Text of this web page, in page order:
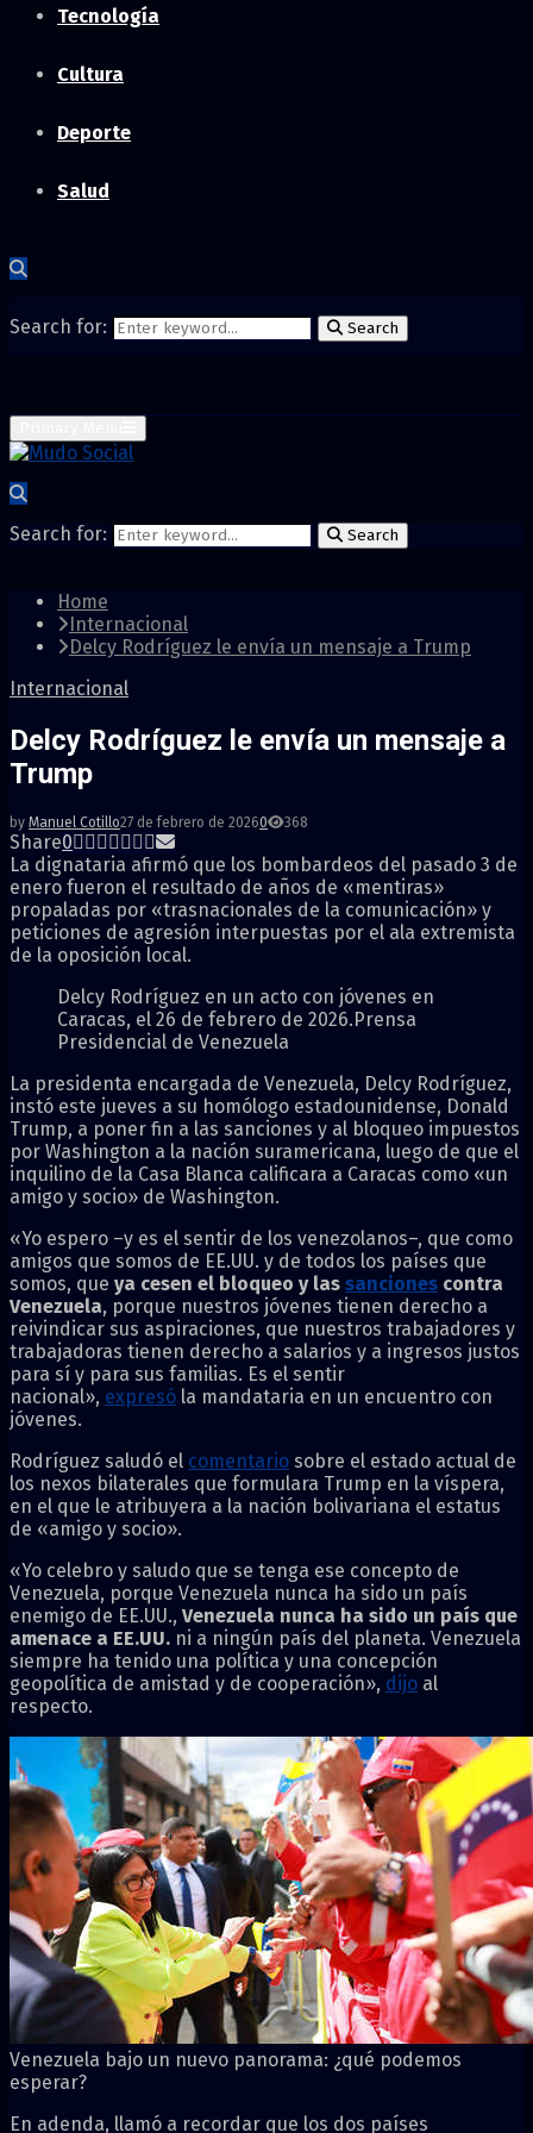
Tecnología
Cultura
Deporte
Salud
Search for: Search
Search for: Search
Home
Internacional
Delcy Rodríguez le envía un mensaje a Trump
Internacional
Delcy Rodríguez le envía un mensaje a
Trump
by Manuel Cotillo27 de febrero de 20260 368
Share0
La dignataria afirmó que los bombardeos del pasado 3 de
enero fueron el resultado de años de «mentiras»
propaladas por «trasnacionales de la comunicación» y
peticiones de agresión interpuestas por el ala extremista
de la oposición local.
Delcy Rodríguez en un acto con jóvenes en
Caracas, el 26 de febrero de 2026.Prensa
Presidencial de Venezuela
La presidenta encargada de Venezuela, Delcy Rodríguez,
instó este jueves a su homólogo estadounidense, Donald
Trump, a poner fin a las sanciones y al bloqueo impuestos
por Washington a la nación suramericana, luego de que el
inquilino de la Casa Blanca calificara a Caracas como «un
amigo y socio» de Washington.
«Yo espero –y es el sentir de los venezolanos–, que como
amigos que somos de EE.UU. y de todos los países que
somos, que ya cesen el bloqueo y las sanciones contra
Venezuela, porque nuestros jóvenes tienen derecho a
reivindicar sus aspiraciones, que nuestros trabajadores y
trabajadoras tienen derecho a salarios y a ingresos justos
para sí y para sus familias. Es el sentir
nacional», expresó la mandataria en un encuentro con
jóvenes.
Rodríguez saludó el comentario sobre el estado actual de
los nexos bilaterales que formulara Trump en la víspera,
en el que le atribuyera a la nación bolivariana el estatus
de «amigo y socio».
«Yo celebro y saludo que se tenga ese concepto de
Venezuela, porque Venezuela nunca ha sido un país
enemigo de EE.UU., Venezuela nunca ha sido un país que
amenace a EE.UU. ni a ningún país del planeta. Venezuela
siempre ha tenido una política y una concepción
geopolítica de amistad y de cooperación», dijo al
respecto.
Venezuela bajo un nuevo panorama: ¿qué podemos
esperar?
En adenda, llamó a recordar que los dos países